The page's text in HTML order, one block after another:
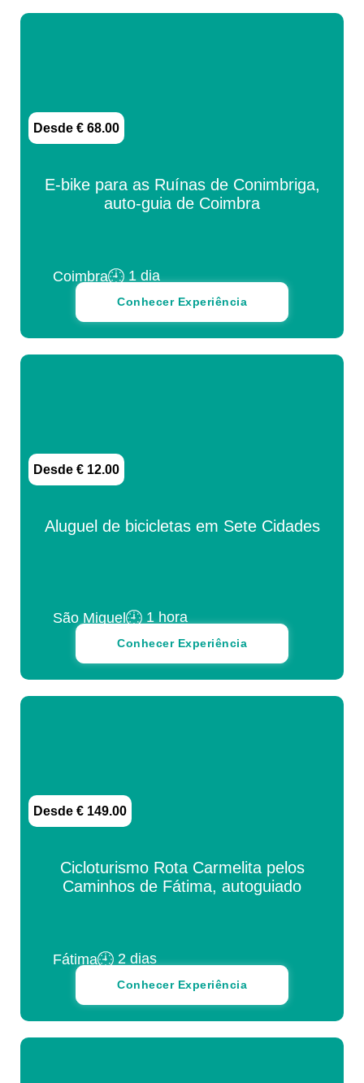
Desde € 68.00
E-bike para as Ruínas de Conimbriga,
auto-guia de Coimbra
Coimbra 1 dia
Conhecer Experiência
Desde € 12.00
Aluguel de bicicletas em Sete Cidades
São Miguel 1 hora
Conhecer Experiência
Desde € 149.00
Cicloturismo Rota Carmelita pelos
Caminhos de Fátima, autoguiado
Fátima 2 dias
Conhecer Experiência